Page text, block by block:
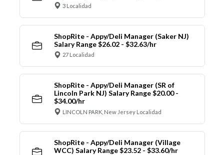
3 Localidad
ShopRite - Appy/Deli Manager (Saker NJ)
Salary Range $26.02 - $32.63/hr
27 Localidad
ShopRite - Appy/Deli Manager (SR of
Lincoln Park NJ) Salary Range $20.00 -
$34.00/hr
LINCOLN PARK, New Jersey Localidad
ShopRite - Appy/Deli Manager (Village
WCC) Salary Range $23.52 - $33.60/hr